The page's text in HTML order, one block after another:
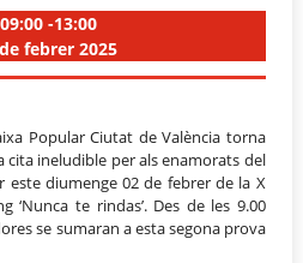
09:00 -13:00
febrer 2025
Popular Ciutat de València torna
cita ineludible per als enamorats del
diumenge 02 de febrer de la X
‘Nunca te rindas’. Des de les 9.00
se sumaran a esta segona prova